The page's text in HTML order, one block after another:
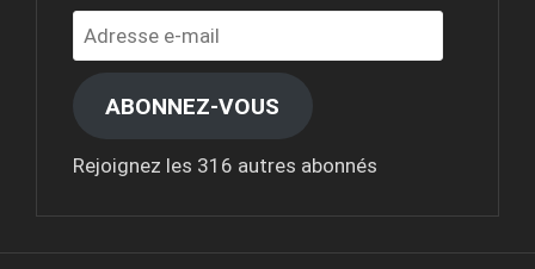
Adresse
mail
ABONNEZ-VOUS
Rejoignez les 316 autres abonnés